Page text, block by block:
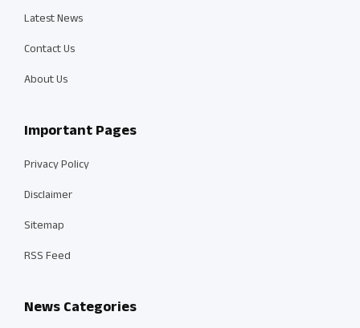
Latest News
Contact Us
About Us
Important Pages
Privacy Policy
Disclaimer
Sitemap
RSS Feed
News Categories